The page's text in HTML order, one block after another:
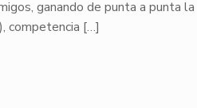
ganando de punta a punta la
competencia […]